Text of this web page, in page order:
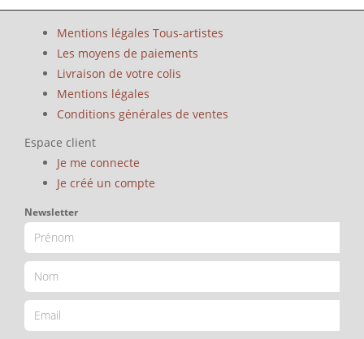
Mentions légales Tous-artistes
Les moyens de paiements
Livraison de votre colis
Mentions légales
Conditions générales de ventes
Espace client
Je me connecte
Je créé un compte
Newsletter